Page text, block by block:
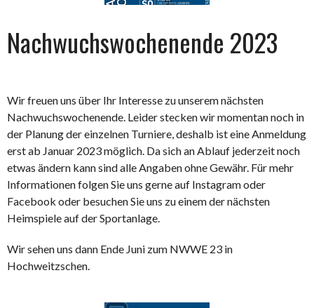
Nachwuchswochenende 2023
Wir freuen uns über Ihr Interesse zu unserem nächsten
Nachwuchswochenende. Leider stecken wir momentan noch in
der Planung der einzelnen Turniere, deshalb ist eine Anmeldung
erst ab Januar 2023 möglich. Da sich an Ablauf jederzeit noch
etwas ändern kann sind alle Angaben ohne Gewähr. Für mehr
Informationen folgen Sie uns gerne auf Instagram oder
Facebook oder besuchen Sie uns zu einem der nächsten
Heimspiele auf der Sportanlage.
Wir sehen uns dann Ende Juni zum NWWE 23 in
Hochweitzschen.